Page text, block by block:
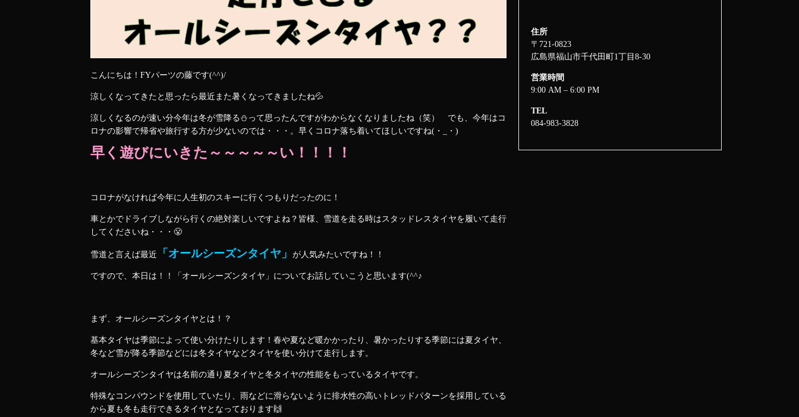
こんにちは！FYパーツの藤です(^^)/
涼しくなってきたと思ったら最近また暑くなってきましたね💦
涼しくなるのが速い分今年は冬が雪降る⛄って思ったんですがわからなくなりましたね（笑） でも、今年はコ
ロナの影響で帰省や旅行する方が少ないのでは・・・。早くコロナ落ち着いてほしいですね(・_・)
早く遊びにいきた～～～～～い！！！！
コロナがなければ今年に人生初のスキーに行くつもりだったのに！
車とかでドライブしながら行くの絶対楽しいですよね？皆様、雪道を走る時はスタッドレスタイヤを履いて走行
してくださいね・・・😤
雪道と言えば最近 「オールシーズンタイヤ」 が人気みたいですね！！
ですので、本日は！！「オールシーズンタイヤ」についてお話していこうと思います(^^♪
まず、オールシーズンタイヤとは！？
基本タイヤは季節によって使い分けたりします！春や夏など暖かかったり、暑かったりする季節には夏タイヤ、
冬など雪が降る季節などには冬タイヤなどタイヤを使い分けて走行します。
オールシーズンタイヤは名前の通り夏タイヤと冬タイヤの性能をもっているタイヤです。
特殊なコンパウンドを使用していたり、雨などに滑らないように排水性の高いトレッドパターンを採用している
から夏も冬も走行できるタイヤとなっております🙌
住所
〒721-0823
広島県福山市千代田町1丁目8-30
営業時間
9:00 AM – 6:00 PM
TEL
084-983-3828